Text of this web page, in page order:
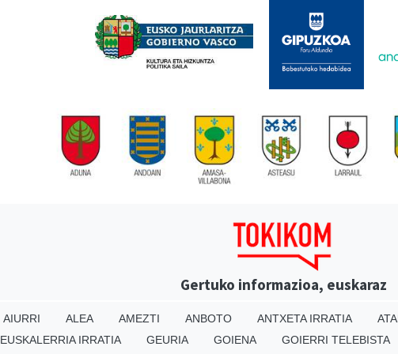
Gertuko informazioa, euskaraz
AIURRI ALEA AMEZTI ANBOTO ANTXETA IRRATIA
EUSKALERRIA IRRATIA GEURIA GOIENA GOIERRI TELEBISTA